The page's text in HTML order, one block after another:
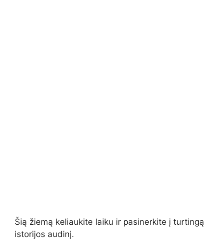
Šią žiemą keliaukite laiku ir pasinerkite į turtingą
istorijos audinį.